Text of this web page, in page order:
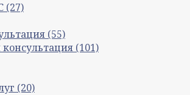
(27)
(55)
(101)
(20)